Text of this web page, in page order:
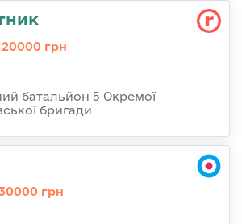
грн
батальйон 5 Окремої
бригади
грн